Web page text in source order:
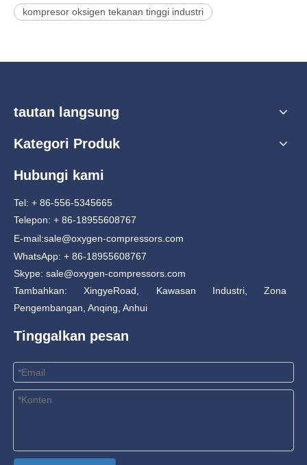
kompresor oksigen tekanan tinggi industri
tautan langsung
Kategori Produk
Hubungi kami
Tel: + 86-556-5345665
Telepon: + 86-18955608767
E-mail:sale@oxygen-compressors.com
WhatsApp: + 86-18955608767
Skype: sale@oxygen-compressors.com
Tambahkan: XingyeRoad, Kawasan Industri, Zona
Pengembangan, Anqing, Anhui
Tinggalkan pesan